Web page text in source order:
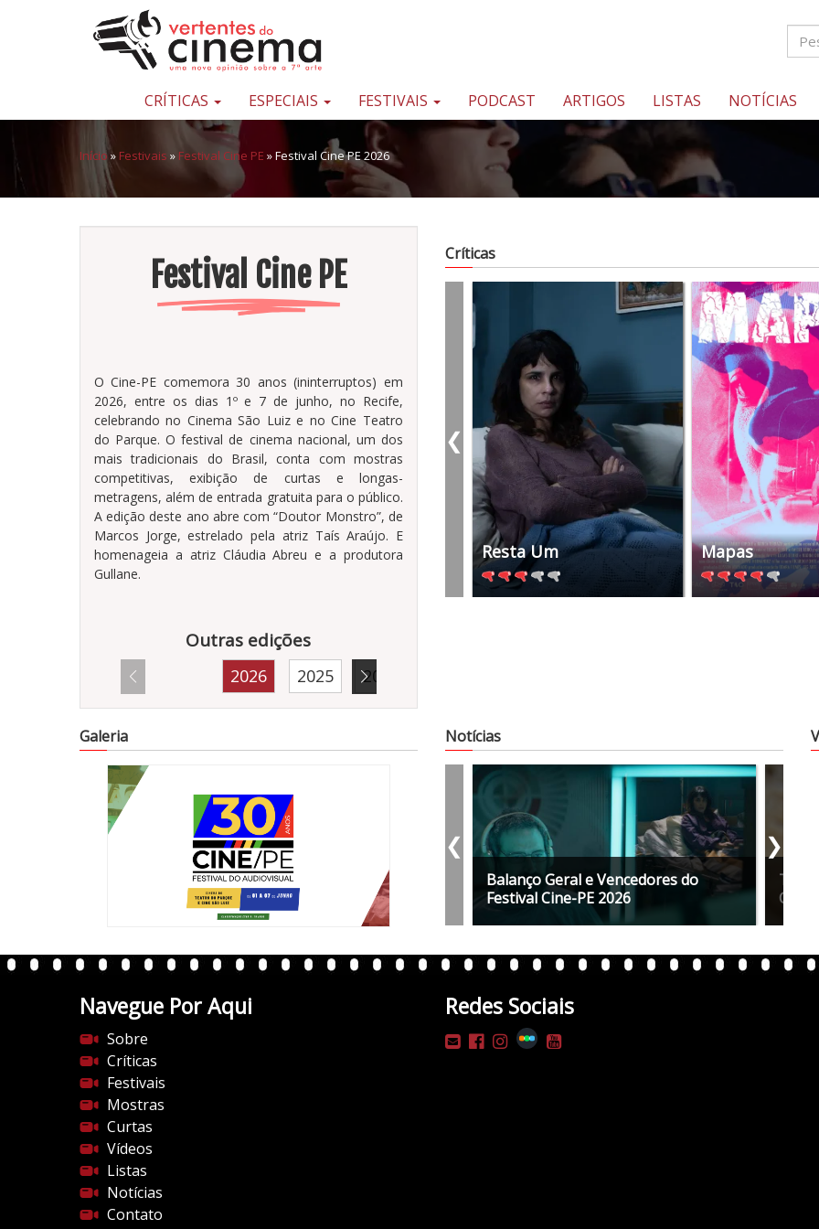
Pular para o conteúdo
Uma
sobre
sétima
arte
CRÍTICAS ESPECIAIS FESTIVAIS PODCAST ARTIGOS LISTAS NOTÍCIAS
Início » Festivais » Festival Cine PE »Festival Cine PE 2026
Festival Cine PE
O Cine-PE comemora 30 anos (ininterruptos) em
2026, entre os dias 1º e 7 de junho, no Recife,
celebrando no Cinema São Luiz e no Cine Teatro
do Parque. O festival de cinema nacional, um dos
mais tradicionais do Brasil, conta com mostras
competitivas, exibição de curtas e longas-
metragens, além de entrada gratuita para o público.
A edição deste ano abre com “Doutor Monstro”, de
Marcos Jorge, estrelado pela atriz Taís Araújo. E
homenageia a atriz Cláudia Abreu e a produtora
Gullane.
Outras edições
2026 2025 2024
Críticas
Resta Um Mapas
❮
Galeria Notícias
Balanço Geral e Vencedores do
Festival Cine-PE 2026
Tudo
Cine-
❮ ❯
Navegue Por Aqui
Sobre
Críticas
Festivais
Mostras
Curtas
Vídeos
Listas
Notícias
Contato
Redes Sociais